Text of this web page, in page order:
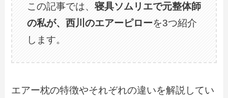
この記事では、 寝具ソムリエで元整体師
の私が、西川のエアーピローを3つ紹介
します。
エアー枕の特徴やそれぞれの違いを解説してい